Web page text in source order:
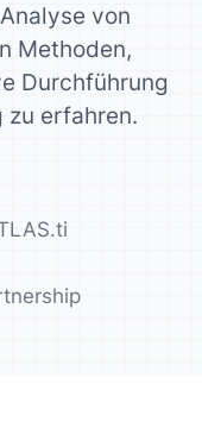
von
Methoden,
Durchführung
zu erfahren.